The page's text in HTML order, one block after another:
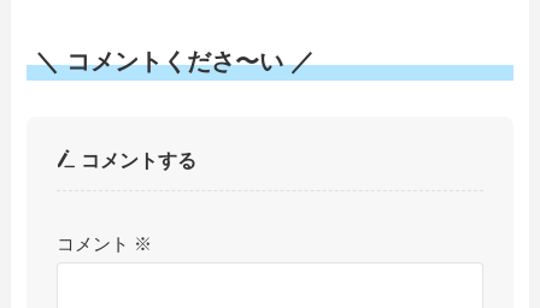
＼ コメントくださ〜い ／
コメントする
コメント ※